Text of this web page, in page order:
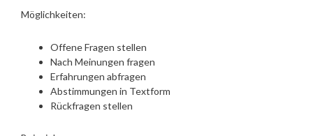
Möglichkeiten:
Offene Fragen stellen
Nach Meinungen fragen
Erfahrungen abfragen
Abstimmungen in Textform
Rückfragen stellen